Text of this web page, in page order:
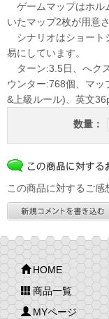
ゲームマップはホル
いたマップ2枚が用意
シナリオはショート
易にしています。
ターン:3.5日、へク
ウンター:768個、マ
&上級ルール)、英文
数量：
この商品に対するご感
HOME
商品一覧
MYページ